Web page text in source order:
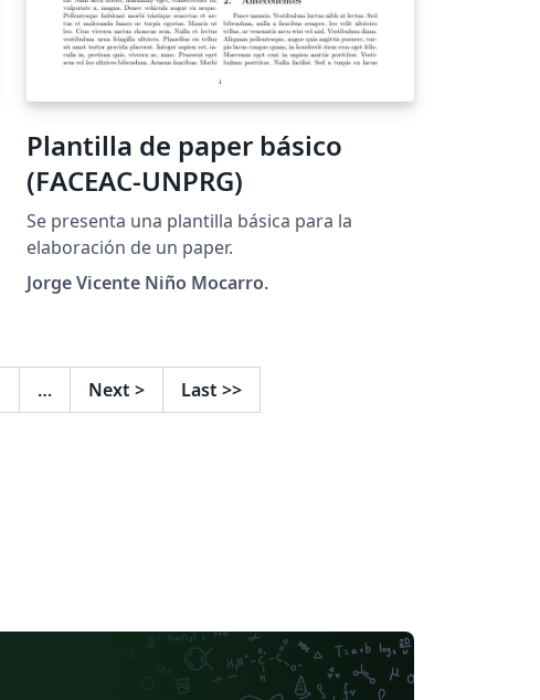
Plantilla de paper básico
(FACEAC-UNPRG)
Se presenta una plantilla básica para la
elaboración de un paper.
Jorge Vicente Niño Mocarro.
… Next > Last >>